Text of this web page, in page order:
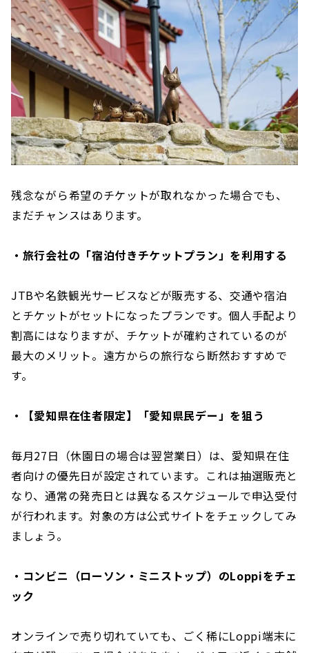
残念ながら希望のチケットが取れなかった場合でも、
まだチャンスはあります。
・旅行会社の「宿泊付きチケットプラン」を利用する
JTBや名鉄観光サービスなどが販売する、交通や宿泊
とチケットがセットになったプランです。個人手配より
割高にはなりますが、チケットが確約されているのが
最大のメリット。遠方からの旅行なら断然おすすめで
す。
・【愛知県在住者限定】「愛知県民デー」を狙う
毎月27日（休園日の場合は翌営業日）は、愛知県在住
者向けの優先日が設定されています。これは抽選販売と
なり、通常の発売日とは異なるスケジュールで申込受付
が行われます。対象の方は公式サイトをチェックしてみ
ましょう。
・コンビニ（ローソン・ミニストップ）のLoppiをチェ
ック
オンラインで売り切れていても、ごく稀にLoppi端末に